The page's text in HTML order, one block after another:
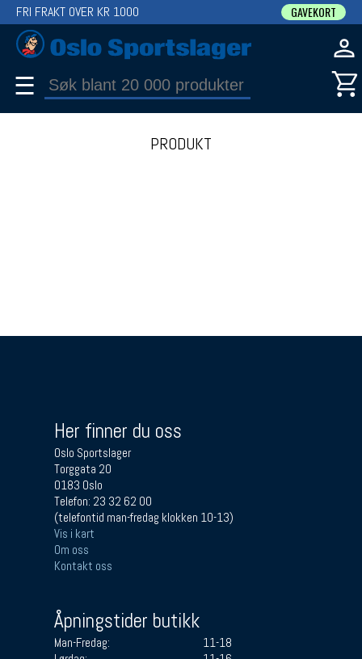
FRI FRAKT OVER KR 1000 GAVEKORT
☰
PRODUKT
Her finner du oss
Oslo Sportslager
Torggata 20
0183 Oslo
Telefon: 23 32 62 00
(telefontid man-fredag klokken 10-13)
Vis i kart
Om oss
Kontakt oss
Åpningstider butikk
Man-Fredag:
11-18